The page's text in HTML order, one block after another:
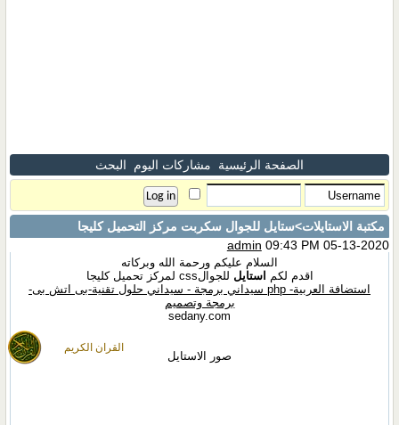
القران الكريم
الصفحة الرئيسية مشاركات اليوم البحث
مكتبة الاستايلات>ستايل للجوال سكربت مركز التحميل كليجا
admin 09:43 PM 05-13-2020
السلام عليكم ورحمة الله وبركاته
اقدم لكم استايل للجوالcss لمركز تحميل كليجا
استضافة العربية- php سيداني برمجة - سيداني حلول تقنية-بى اتش بى-
برمجة وتصميم
sedany.com
صور الاستايل